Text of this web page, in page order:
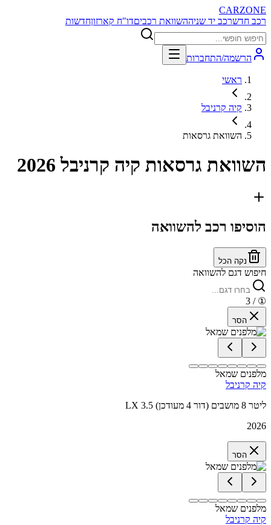
CARZONE
רכב חדשרכב יד שניההשוואת רכביםדו"ח קארזוןחדשות
הרשמה/התחברות
ראשי
קיה קרניבל
השוואת גרסאות
השוואת גרסאות קיה קרניבל 2026
הוסיפו רכב להשוואה
נקה הכל
חיפוש דגם להשוואה
①
/ 3
הסר
מלפנים שמאל
קיה קרניבל
LX 3.5 ליטר 8 מושבים (דור 4 מעודכן)
2026
הסר
מלפנים שמאל
קיה קרניבל